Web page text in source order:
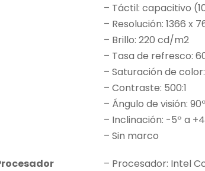
– Táctil: capacitivo
– Resolución: 1366 x
– Brillo: 220 cd/m2
– Tasa de refresco:
– Saturación de color:
– Contraste: 500:1
– Ángulo de visión:
– Inclinación: -5º a
– Sin marco
– Procesador: Intel